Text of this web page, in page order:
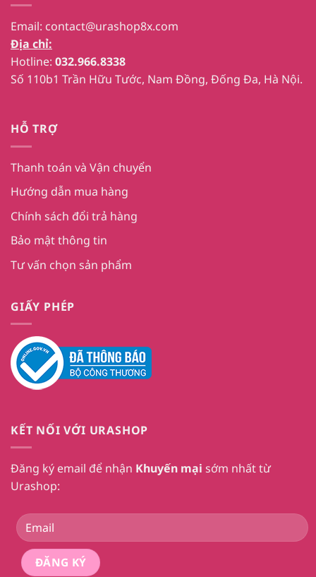
Email: contact@urashop8x.com
Địa chỉ:
Hotline: 032.966.8338
Số 110b1 Trần Hữu Tước, Nam Đồng, Đống Đa, Hà Nội.
HỖ TRỢ
Thanh toán và Vận chuyển
Hướng dẫn mua hàng
Chính sách đổi trả hàng
Bảo mật thông tin
Tư vấn chọn sản phẩm
GIẤY PHÉP
KẾT NỐI VỚI URASHOP
Đăng ký email để nhận Khuyến mại sớm nhất từ
Urashop: